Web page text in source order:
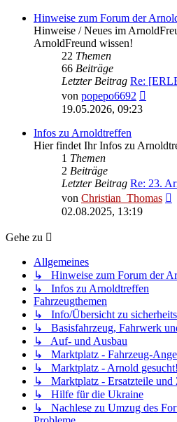
Hinweise zum Forum der
Hinweise / Neues im
ArnoldFreund wissen!
22 Themen
66 Beiträge
Letzter Beitrag Re:
von popepo6692
19.05.2026, 09:23
Infos zu Arnoldtreffen
Hier findet Ihr Infos zu
1 Themen
2 Beiträge
Letzter Beitrag Re: 23.
von Christian_Thomas
02.08.2025, 13:19
Gehe zu
Allgemeines
↳ Hinweise zum Forum der
↳ Infos zu Arnoldtreffen
Fahrzeugthemen
↳ Info/Übersicht zu
↳ Basisfahrzeug, Fahrwerk
↳ Auf- und Ausbau
↳ Marktplatz - Fahrzeug-
↳ Marktplatz - Arnold gesucht!
↳ Marktplatz - Ersatzteile und
↳ Hilfe für die Ukraine
↳ Nachlese zu Umzug des